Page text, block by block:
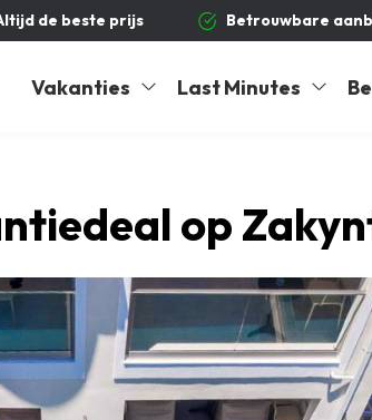
de beste prijs Betrouwbare
Vakanties Last Minutes
op